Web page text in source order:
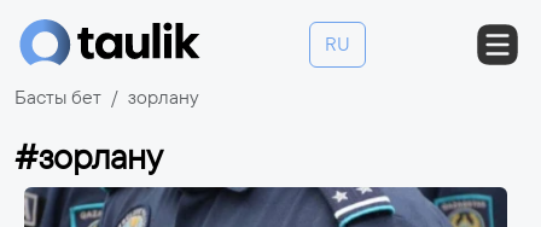
RU
Басты бет зорлану
#зорлану